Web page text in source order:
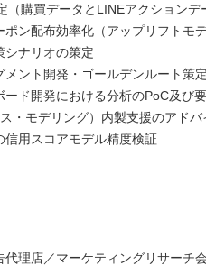
（購買データとLINEアクションデ
ン配布効率化（アップリフトモデ
シナリオの策定
メント開発・ゴールデンルート策定
ード開発における分析のPoC及び
・モデリング）内製支援のアドバ
信用スコアモデル精度検証
代理店／マーケティングリサーチ